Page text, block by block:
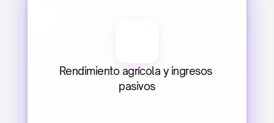
Rendimiento agrícola y ingresos
pasivos